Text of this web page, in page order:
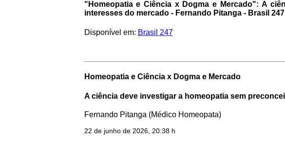
"Homeopatia e Ciência x Dogma e Mercado": A
interesses do mercado - Fernando Pitanga - Brasil 247
Disponível em: Brasil 247
Homeopatia e Ciência x Dogma e Mercado
A ciência deve investigar a homeopatia sem
Fernando Pitanga (Médico Homeopata)
22 de junho de 2026, 20:38 h